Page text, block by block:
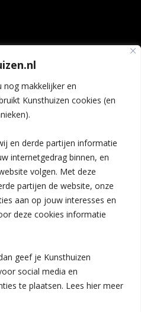
nog makkelijker en
Kunsthuizen cookies (en
en derde partijen informatie
internetgedrag binnen, en
volgen. Met deze
partijen de website, onze
aan op jouw interesses en
deze cookies informatie
geef je Kunsthuizen
social media en
te plaatsen. Lees hier meer